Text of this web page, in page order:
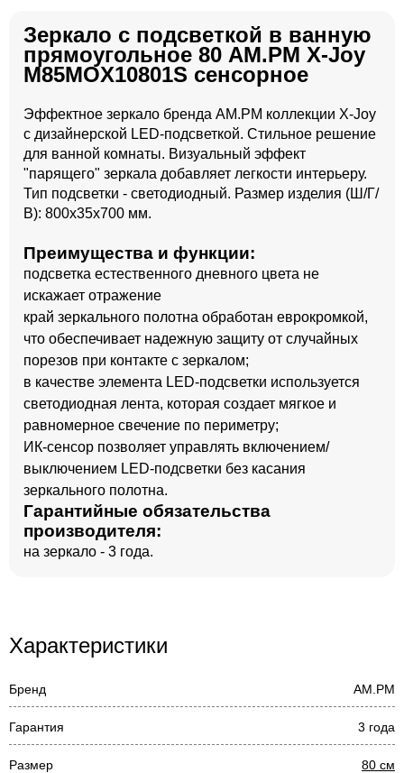
Зеркало с подсветкой в ванную
прямоугольное 80 AM.PM X-Joy
M85MOX10801S сенсорное
Эффектное зеркало бренда AM.PM коллекции X-Joy
с дизайнерской LED-подсветкой. Стильное решение
для ванной комнаты. Визуальный эффект
"парящего" зеркала добавляет легкости интерьеру.
Тип подсветки - светодиодный. Размер изделия (Ш/Г/
В): 800x35x700 мм.
Преимущества и функции:
подсветка естественного дневного цвета не
искажает отражение
край зеркального полотна обработан еврокромкой,
что обеспечивает надежную защиту от случайных
порезов при контакте с зеркалом;
в качестве элемента LED-подсветки используется
светодиодная лента, которая создает мягкое и
равномерное свечение по периметру;
ИК-сенсор позволяет управлять включением/
выключением LED-подсветки без касания
зеркального полотна.
Гарантийные обязательства
производителя:
на зеркало - 3 года.
Характеристики
Бренд AM.PM
Гарантия 3 года
Размер 80 см